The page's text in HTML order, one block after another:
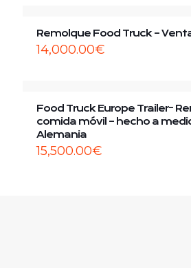
Remolque Food Truck –
14,000.00€
Food Truck Europe Trailer-
comida móvil – hecho a
Alemania
15,500.00€